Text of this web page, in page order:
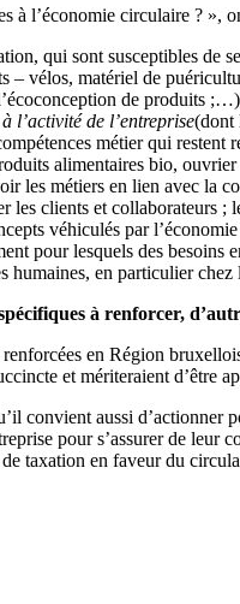
à l’économie circulaire ? »,
qui sont susceptibles de
– vélos, matériel de
de produits ;…)
l’activité de l’entreprise(dont
métier qui
alimentaires bio,
les métiers en lien avec la
clients et collaborateurs
véhiculés par
pour lesquels des besoins
en particulier chez
à renforcer,
en Région
et mériteraient d’être
convient aussi
pour s’assurer de
taxation en faveur du